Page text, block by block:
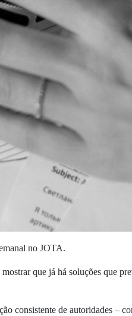
no JOTA.
que já há soluções que
consistente de autoridades –